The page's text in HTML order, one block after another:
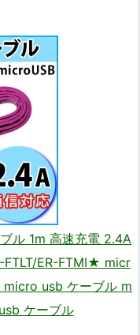
ル 1m 高速充電 2.4A
FTLT/ER-FTMI★ micr
usb ケーブル m
ケーブル